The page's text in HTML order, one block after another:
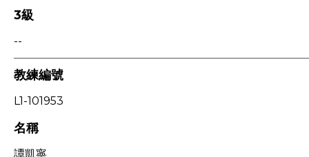
3級
--
教練編號
L1-101953
名稱
譚凱寧